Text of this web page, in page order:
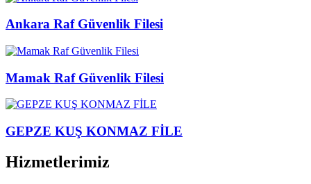
Ankara Raf Güvenlik Filesi
Mamak Raf Güvenlik Filesi
GEPZE KUŞ KONMAZ FİLE
Hizmetlerimiz